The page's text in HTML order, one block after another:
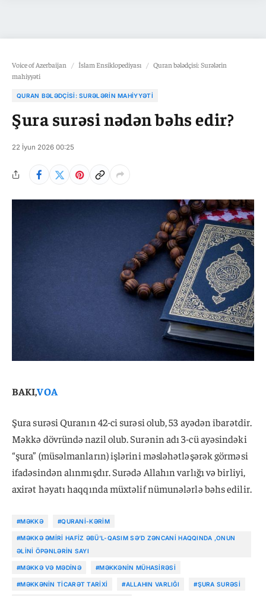
Voice of Azerbaijan / İslam Ensiklopediyası / Quran bələdçisi: Surələrin
mahiyyəti
QURAN BƏLƏDÇISI: SURƏLƏRIN MAHIYYƏTI
Şura surəsi nədən bəhs edir?
22 İyun 2026 00:25
BAKI,VOA
Şura surəsi Quranın 42-ci surəsi olub, 53 ayədən ibarətdir.
Məkkə dövründə nazil olub. Surənin adı 3-cü ayəsindəki
“şura” (müsəlmanların) işlərini məsləhətləşərək görməsi
ifadəsindən alınmışdır. Surədə Allahın varlığı və birliyi,
axirət həyatı haqqında müxtəlif nümunələrlə bəhs edilir.
#MƏKKƏ #QURANI-KƏRIM
#MƏKKƏ ƏMIRI HAFIZ ƏBÜ’L-QASIM SƏ’D ZƏNCANI HAQQINDA ‚ONUN
ƏLINI ÖPƏNLƏRIN SAYI
#MƏKKƏ VƏ MƏDINƏ #MƏKKƏNIN MÜHASIRƏSI
#MƏKKƏNIN TICARƏT TARIXI #ALLAHIN VARLIĞI #ŞURA SURƏSI